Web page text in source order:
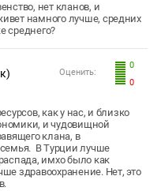
нет кланов, и
намного лучше, средних
среднего?
0
0
Оценить:
как у нас, и близко
и чудовищной
клана, в
В Турции лучше
имхо было как
здравоохранение. Нет, это